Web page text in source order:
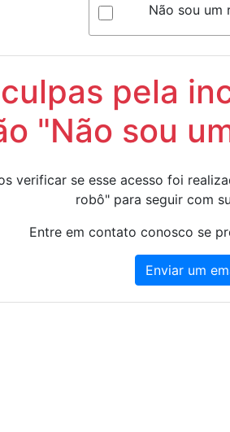
Não sou um
pela
"Não sou
verificar se esse acesso foi
robô" para seguir com
Entre em contato conosco se
Enviar um